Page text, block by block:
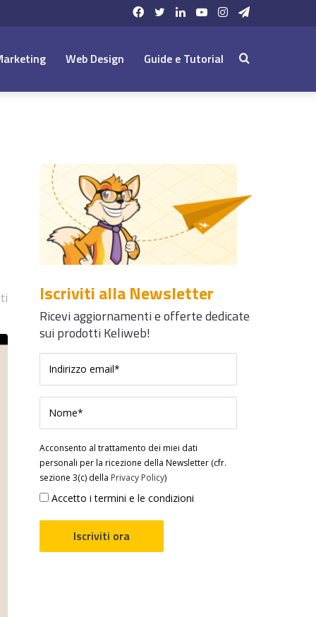
Telegram
Instagram
YouTube
LinkedIn
Twitter
Facebook
Web Design Guide e Tutorial Cerca:
Iscriviti alla Newsletter
Ricevi aggiornamenti e offerte dedicate
sui prodotti Keliweb!
Acconsento al trattamento dei miei dati
personali per la ricezione della Newsletter (cfr.
sezione 3(c) della Privacy Policy)
Accetto i termini e le condizioni